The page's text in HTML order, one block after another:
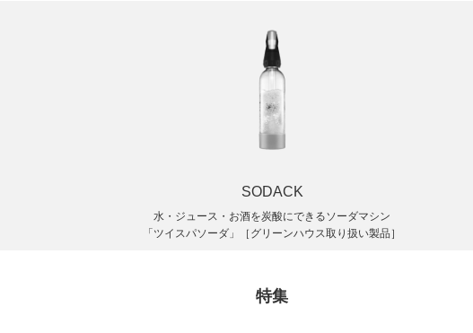
SODACK
水・ジュース・お酒を炭酸にできるソーダマシン
「ツイスパソーダ」［グリーンハウス取り扱い製品］
特集